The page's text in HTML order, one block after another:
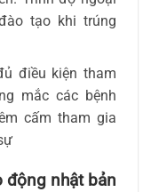
tạo khi trúng
điều kiện tham
mắc các bệnh
cấm tham gia
động nhật bản